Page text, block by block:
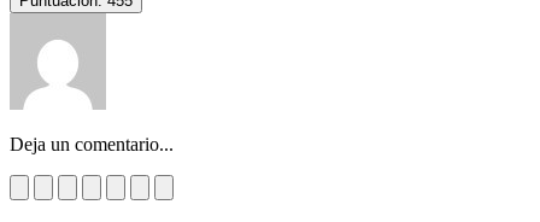
Deja un comentario...